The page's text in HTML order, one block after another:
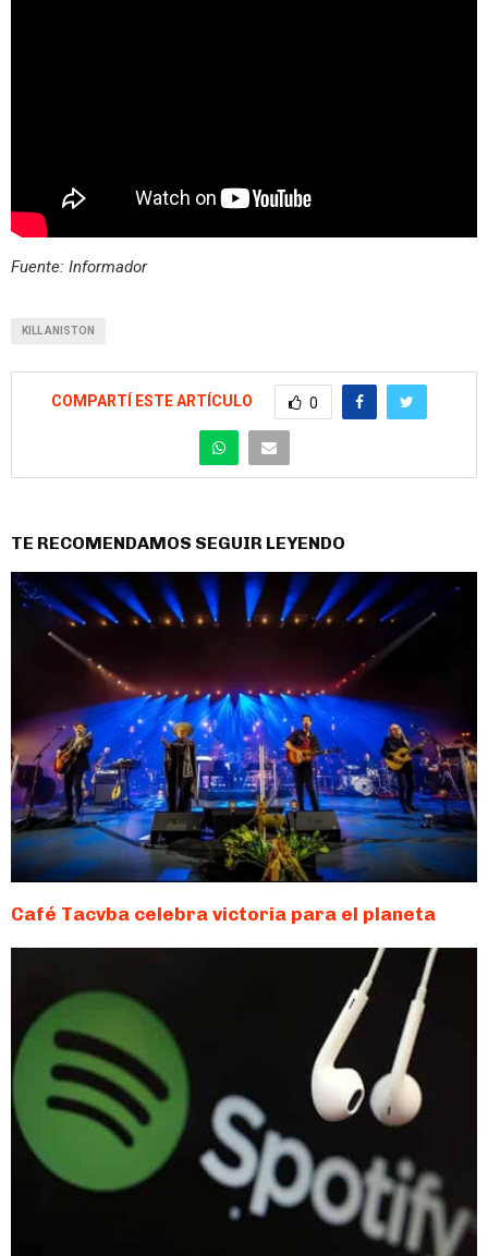
Fuente: Informador
KILL ANISTON
COMPARTÍ ESTE ARTÍCULO 0
TE RECOMENDAMOS SEGUIR LEYENDO
Café Tacvba celebra victoria para el planeta